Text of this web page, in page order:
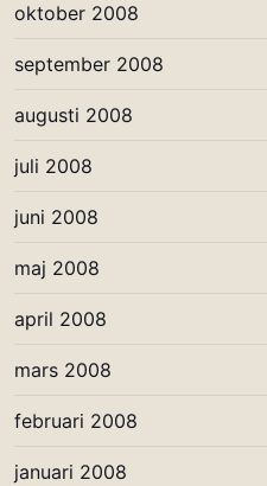
oktober 2008
september 2008
augusti 2008
juli 2008
juni 2008
maj 2008
april 2008
mars 2008
februari 2008
januari 2008